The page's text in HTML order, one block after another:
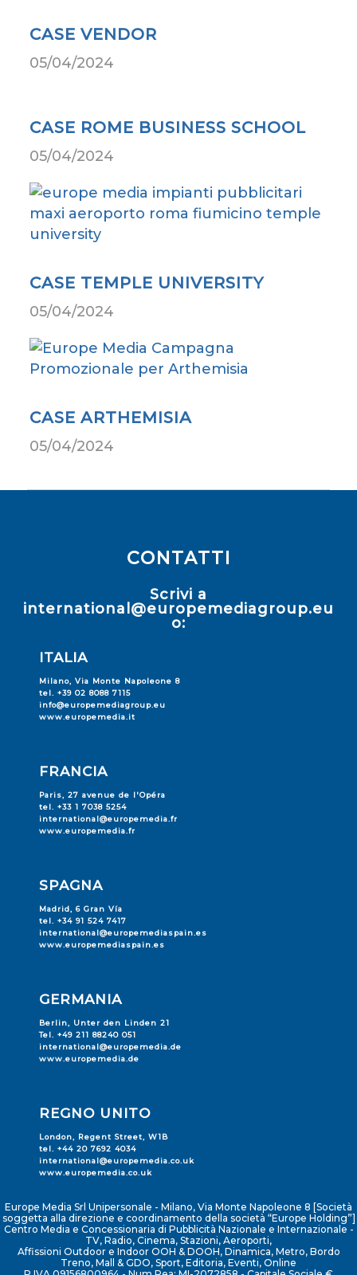
CASE VENDOR
05/04/2024
CASE ROME BUSINESS SCHOOL
05/04/2024
CASE TEMPLE UNIVERSITY
05/04/2024
CASE ARTHEMISIA
05/04/2024
CONTATTI
Scrivi a
international@europemediagroup.eu
o:
ITALIA
Milano, Via Monte Napoleone 8
tel. +39 02 8088 7115
info@europemediagroup.eu
www.europemedia.it
FRANCIA
Paris, 27 avenue de l'Opéra
tel. +33 1 7038 5254
international@europemedia.fr
www.europemedia.fr
SPAGNA
Madrid, 6 Gran Vía
tel. +34 91 524 7417
international@europemediaspain.es
www.europemediaspain.es
GERMANIA
Berlin, Unter den Linden 21
Tel. +49 211 88240 051
international@europemedia.de
www.europemedia.de
REGNO UNITO
London, Regent Street, W1B
tel. +44 20 7692 4034
international@europemedia.co.uk
www.europemedia.co.uk
Europe Media Srl Unipersonale - Milano, Via Monte Napoleone 8 [Società
soggetta alla direzione e coordinamento della società “Europe Holding”]
Centro Media e Concessionaria di Pubblicità Nazionale e Internazionale -
TV, Radio, Cinema, Stazioni, Aeroporti,
Affissioni Outdoor e Indoor OOH & DOOH, Dinamica, Metro, Bordo
Treno, Mall & GDO, Sport, Editoria, Eventi, Online